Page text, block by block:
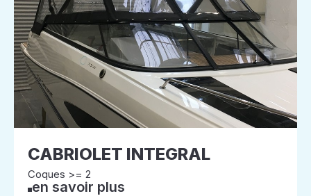
CABRIOLET INTEGRAL
Coques >= 2
en savoir plus